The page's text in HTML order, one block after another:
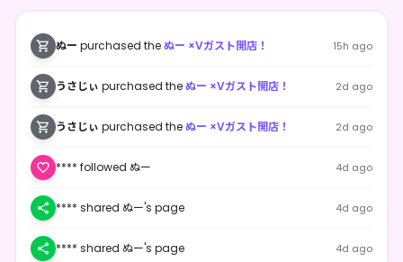
ぬー purchased theぬー ×Vガスト開店！ 15h ago
うさじぃ purchased theぬー ×Vガスト開店！ 2d ago
うさじぃ purchased theぬー ×Vガスト開店！ 2d ago
**** followed ぬー 4d ago
**** shared ぬー's page 4d ago
**** shared ぬー's page 4d ago